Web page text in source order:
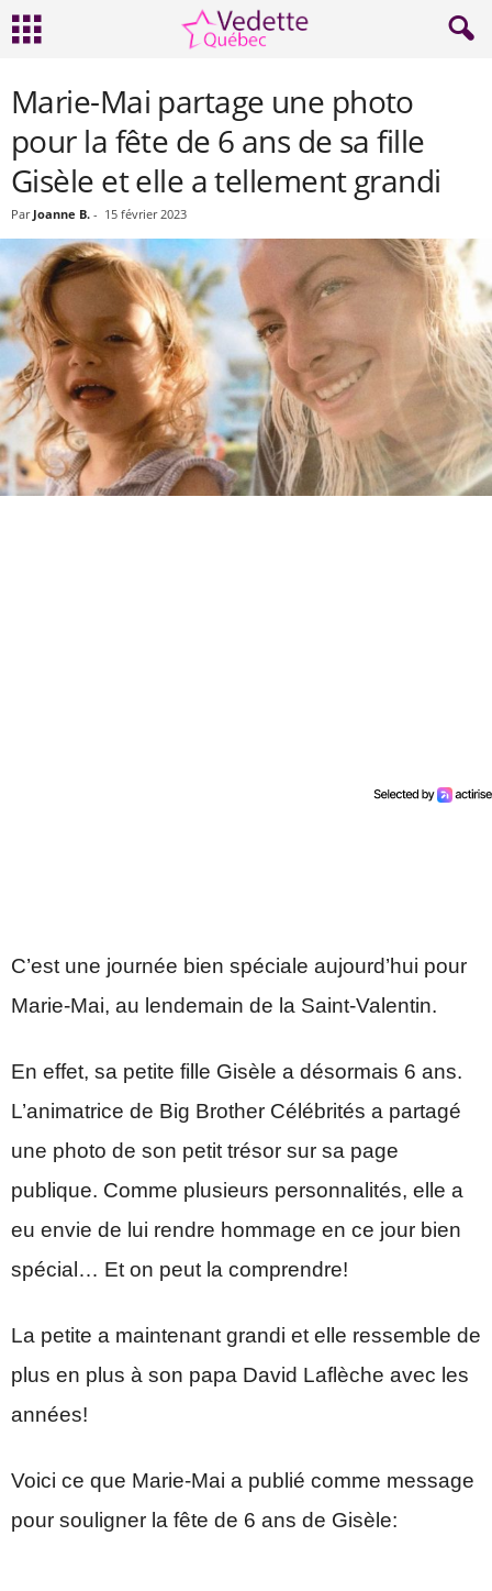
Marie-Mai partage une photo
pour la fête de 6 ans de sa fille
Gisèle et elle a tellement grandi
Par Joanne B. - 15 février 2023
C’est une journée bien spéciale aujourd’hui pour
Marie-Mai, au lendemain de la Saint-Valentin.
En effet, sa petite fille Gisèle a désormais 6 ans.
L’animatrice de Big Brother Célébrités a partagé
une photo de son petit trésor sur sa page
publique. Comme plusieurs personnalités, elle a
eu envie de lui rendre hommage en ce jour bien
spécial… Et on peut la comprendre!
La petite a maintenant grandi et elle ressemble de
plus en plus à son papa David Laflèche avec les
années!
Voici ce que Marie-Mai a publié comme message
pour souligner la fête de 6 ans de Gisèle: